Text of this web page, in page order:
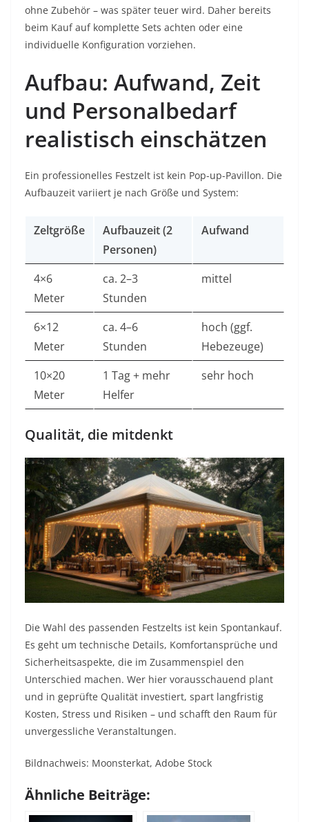
ohne Zubehör – was später teuer wird. Daher bereits
beim Kauf auf komplette Sets achten oder eine
individuelle Konfiguration vorziehen.
Aufbau: Aufwand, Zeit
und Personalbedarf
realistisch einschätzen
Ein professionelles Festzelt ist kein Pop-up-Pavillon. Die
Aufbauzeit variiert je nach Größe und System:
Zeltgröße
Aufbauzeit (2
Personen)
Aufwand
4×6
Meter
ca. 2–3
Stunden
mittel
6×12
Meter
ca. 4–6
Stunden
hoch (ggf.
Hebezeuge)
10×20
Meter
1 Tag + mehr
Helfer
sehr hoch
Qualität, die mitdenkt
Die Wahl des passenden Festzelts ist kein Spontankauf.
Es geht um technische Details, Komfortansprüche und
Sicherheitsaspekte, die im Zusammenspiel den
Unterschied machen. Wer hier vorausschauend plant
und in geprüfte Qualität investiert, spart langfristig
Kosten, Stress und Risiken – und schafft den Raum für
unvergessliche Veranstaltungen.
Bildnachweis: Moonsterkat, Adobe Stock
Ähnliche Beiträge: